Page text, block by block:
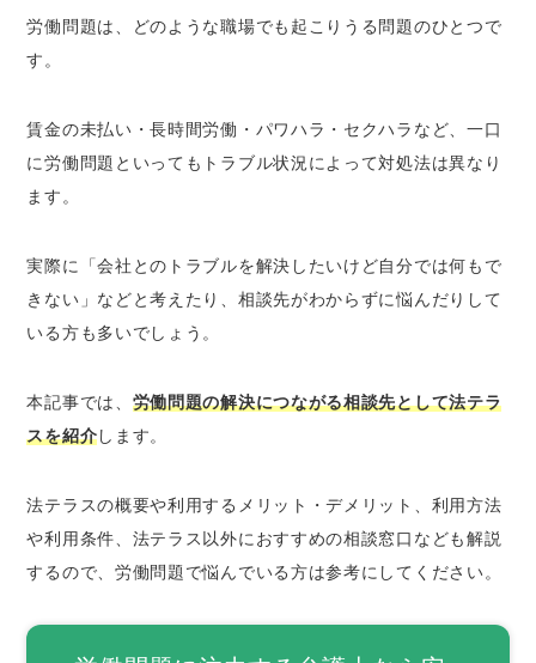
ートしてくれる
1.弁護士や司法書士との無料法律相談
2.依頼費用の一時立替え
1.パワーハラスメント
2.セクシャルハラスメント
3.長時間労働
5.給与の天引き
6.不当解雇
8.労災手続きの拒否
労働問題を法テラスに相談する3つのメリット
1.3回まで無料で相談できる
3.依頼費用を分割払いできる
労働問題は、どのような職場でも起こりうる問題のひとつで
す。
賃金の未払い・長時間労働・パワハラ・セクハラなど、一口
に労働問題といってもトラブル状況によって対処法は異なり
ます。
実際に「会社とのトラブルを解決したいけど自分では何もで
きない」などと考えたり、相談先がわからずに悩んだりして
いる方も多いでしょう。
本記事では、 労働問題の解決につながる相談先として法テラ
スを紹介します。
法テラスの概要や利用するメリット・デメリット、利用方法
や利用条件、法テラス以外におすすめの相談窓口なども解説
するので、労働問題で悩んでいる方は参考にしてください。